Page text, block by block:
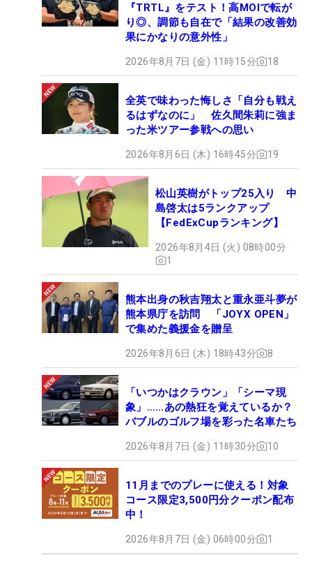
『TRTL』をテスト！高MOIで転が
り◎、調節も自在で「結果の改善効
果にかなりの意外性」
2026年8月7日 (金) 11時15分 18
全英で味わった悔しさ「自分も戦え
るはずなのに」 佐久間朱莉に強ま
った米ツアー参戦への思い
2026年8月6日 (木) 16時45分 19
松山英樹がトップ25入り 中
島啓太は5ランクアップ
【FedExCupランキング】
2026年8月4日 (火) 08時00分
1
熊本出身の秋吉翔太と重永亜斗夢が
熊本県庁を訪問 「JOYX OPEN」
で集めた義援金を贈呈
2026年8月6日 (木) 18時43分 8
「いつかはクラウン」「シーマ現
象」……あの熱狂を覚えているか？
バブルのゴルフ場を彩った名車たち
2026年8月7日 (金) 11時30分 10
11月までのプレーに使える！対象
コース限定3,500円分クーポン配布
中！
2026年8月7日 (金) 06時00分 1